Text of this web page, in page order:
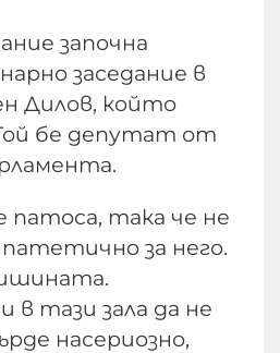
започна
заседание в
Дилов, който
бе депутат от
патоса, така че не
патетично за него.
тази зала да не
насериозно,